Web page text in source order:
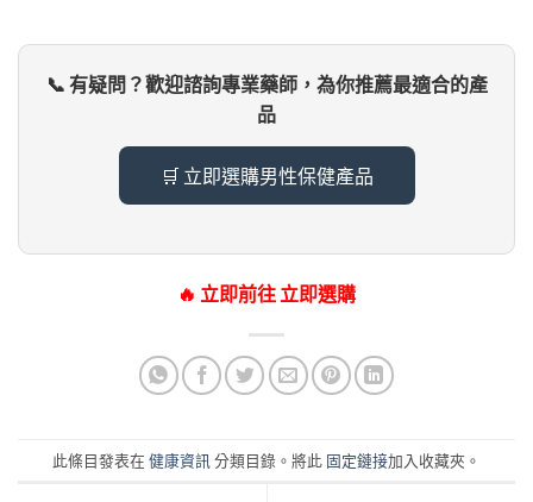
📞 有疑問？歡迎諮詢專業藥師，為你推薦最適合的產
品
🛒 立即選購男性保健產品
🔥 立即前往 立即選購
此條目發表在 健康資訊 分類目錄。將此 固定鏈接加入收藏夾。